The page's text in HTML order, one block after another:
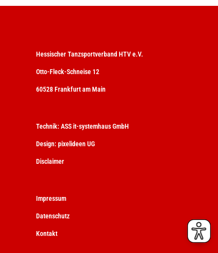
Hessischer Tanzsportverband HTV e.V.
Otto-Fleck-Schneise 12
60528 Frankfurt am Main
Technik: ASS it-systemhaus GmbH
Design: pixelideen UG
Disclaimer
Impressum
Datenschutz
Kontakt